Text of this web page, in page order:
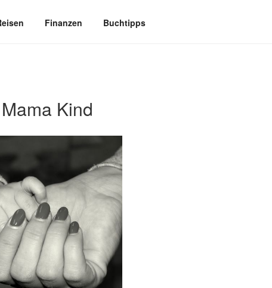
Finanzen Buchtipps
Kind